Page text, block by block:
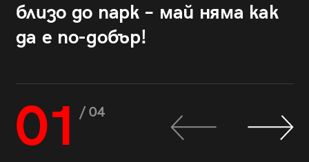
близо до парк – май няма как
да е по-добър!
01 / 04